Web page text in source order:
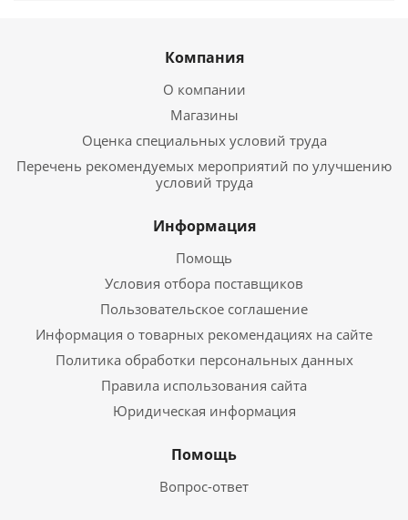
Компания
О компании
Магазины
Оценка специальных условий труда
Перечень рекомендуемых мероприятий по улучшению
условий труда
Информация
Помощь
Условия отбора поставщиков
Пользовательское соглашение
Информация о товарных рекомендациях на сайте
Политика обработки персональных данных
Правила использования сайта
Юридическая информация
Помощь
Вопрос-ответ